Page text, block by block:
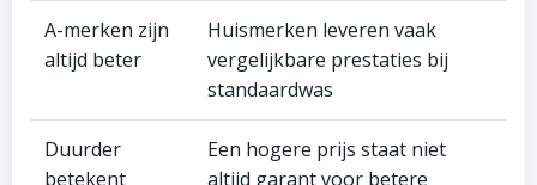
A-merken zijn
altijd beter
Huismerken leveren vaak
vergelijkbare prestaties bij
standaardwas
Duurder
betekent
Een hogere prijs staat niet
altijd garant voor betere